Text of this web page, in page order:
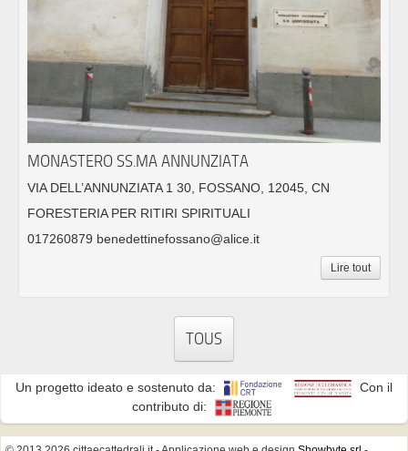
MONASTERO SS.MA ANNUNZIATA
VIA DELL’ANNUNZIATA 1 30, FOSSANO, 12045, CN
FORESTERIA PER RITIRI SPIRITUALI
017260879 benedettinefossano@alice.it
Lire tout
TOUS
Un progetto ideato e sostenuto da:
Con il
contributo di: